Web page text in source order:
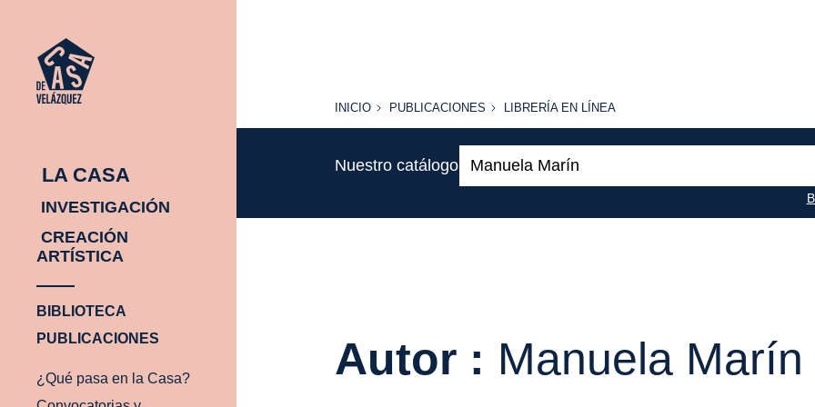
LA CASA
INVESTIGACIÓN
CREACIÓN
ARTÍSTICA
BIBLIOTECA
PUBLICACIONES
¿Qué pasa en la Casa?
INICIO
INICIO PUBLICACIONES
PUBLICACIONES
LIBRERÍA
LÍNEA
LIBRERÍA EN LÍNEA
Nuestro catálogo
Autor : Manuela Marín